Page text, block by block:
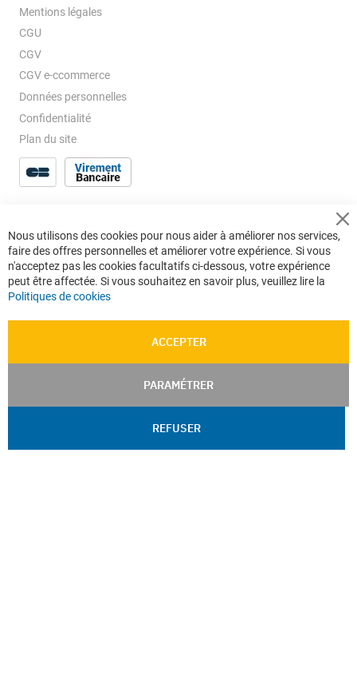
Mentions légales
CGU
CGV
CGV e-ccommerce
Données personnelles
Confidentialité
Plan du site
Nous utilisons des cookies pour nous aider à améliorer nos services,
faire des offres personnelles et améliorer votre expérience. Si vous
n'acceptez pas les cookies facultatifs ci-dessous, votre expérience
peut être affectée. Si vous souhaitez en savoir plus, veuillez lire la
Politiques de cookies
ACCEPTER
PARAMÉTRER
REFUSER